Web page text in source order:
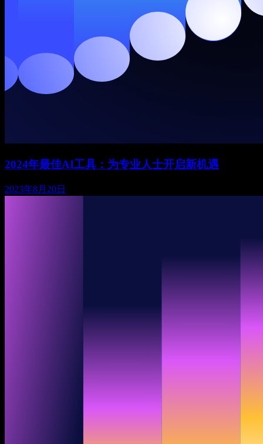
2024年最佳AI工具：为专业人士开启新机遇
2023年8月20日